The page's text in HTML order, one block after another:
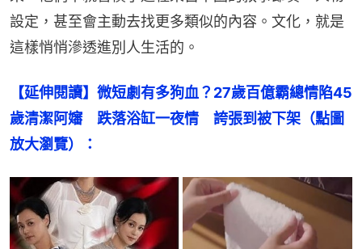
設定，甚至會主動去找更多類似的內容。文化，就是
這樣悄悄滲透進別人生活的。
【延伸閱讀】微短劇有多狗血？27歲百億霸總情陷45
歲清潔阿嬸　跌落浴缸一夜情　誇張到被下架（點圖
放大瀏覽）：